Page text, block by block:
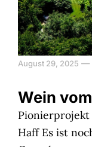
August 29, 2025 —
Wein
Pionierprojekt
Haff Es ist